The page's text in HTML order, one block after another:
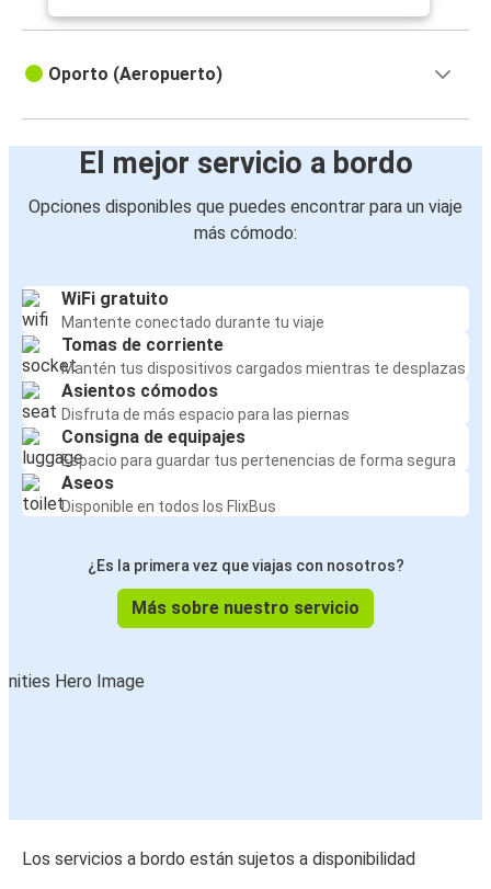
Oporto (Aeropuerto)
El mejor servicio a bordo
Opciones disponibles que puedes encontrar para un viaje
más cómodo:
WiFi gratuito
Mantente conectado durante tu viaje
Tomas de corriente
Mantén tus dispositivos cargados mientras te desplazas
Asientos cómodos
Disfruta de más espacio para las piernas
Consigna de equipajes
Espacio para guardar tus pertenencias de forma segura
Aseos
Disponible en todos los FlixBus
¿Es la primera vez que viajas con nosotros?
Más sobre nuestro servicio
Los servicios a bordo están sujetos a disponibilidad